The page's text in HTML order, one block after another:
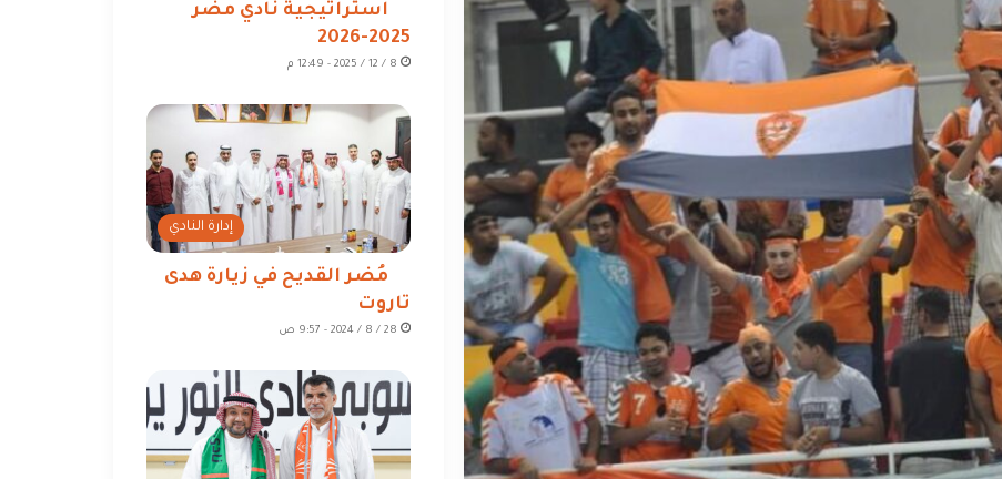
استراتيجية نادي مضر
2025-2026
8 / 12 / 2025 - 12:49 م
إدارة النادي
مُضر القديح في زيارة هدى
تاروت
28 / 8 / 2024 - 9:57 ص